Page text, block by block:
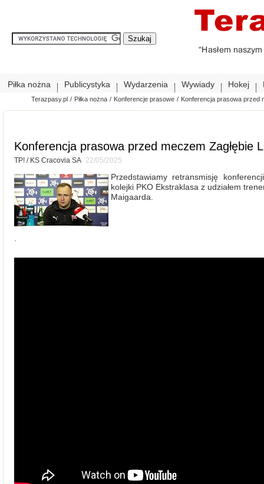
Piłka nożna Publicystyka Wydarzenia Wywiady Hokej
Terazpasy.pl / Piłka nożna / Konferencje prasowe / Konferencja prasowa przed
Konferencja prasowa przed meczem Zagłębie
TP! / KS Cracovia SA 22/05/2025
Przedstawiamy retransmisję
kolejki PKO Ekstraklasa z udziałem
Maigaarda.